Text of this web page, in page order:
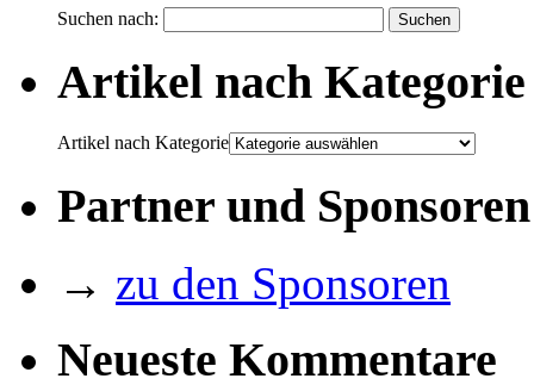
Suchen nach:
Artikel nach Kategorie
Artikel nach Kategorie
Partner und Sponsoren
→ zu den Sponsoren
Neueste Kommentare